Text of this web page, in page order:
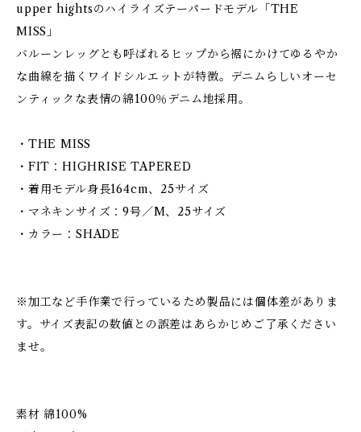
upper hightsのハイライズテーパードモデル「THE
MISS」
バルーンレッグとも呼ばれるヒップから裾にかけてゆるやか
な曲線を描くワイドシルエットが特徴。デニムらしいオーセ
ンティックな表情の綿100％デニム地採用。
・THE MISS
・FIT：HIGHRISE TAPERED
・着用モデル身長164cm、25サイズ
・マネキンサイズ：9号／M、25サイズ
・カラー：SHADE
※加工など手作業で行っているため製品には個体差がありま
す。サイズ表記の数値との誤差はあらかじめご了承ください
ませ。
素材 綿100%